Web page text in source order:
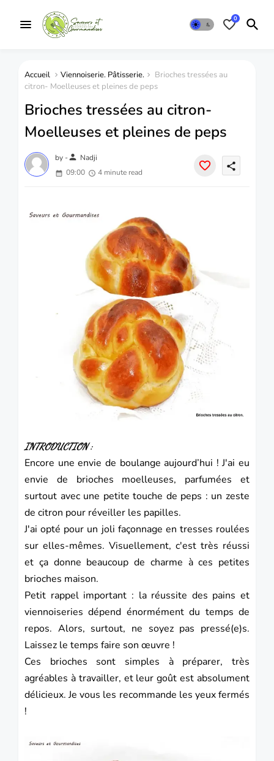
0
Accueil Viennoiserie. Pâtisserie.
Brioches tressées au
citron- Moelleuses et pleines de peps
Brioches tressées au citron-
Moelleuses et pleines de peps
by -person Nadji
09:00
4 minute read
share
INTRODUCTION :
Encore une envie de boulange aujourd’hui ! J'ai eu
envie de brioches moelleuses, parfumées et
surtout avec une petite touche de peps : un zeste
de citron pour réveiller les papilles.
J'ai opté pour un joli façonnage en tresses roulées
sur elles-mêmes. Visuellement, c'est très réussi
et ça donne beaucoup de charme à ces petites
brioches maison.
Petit rappel important : la réussite des pains et
viennoiseries dépend énormément du temps de
repos. Alors, surtout, ne soyez pas pressé(e)s.
Laissez le temps faire son œuvre !
Ces brioches sont simples à préparer, très
agréables à travailler, et leur goût est absolument
délicieux. Je vous les recommande les yeux fermés
!